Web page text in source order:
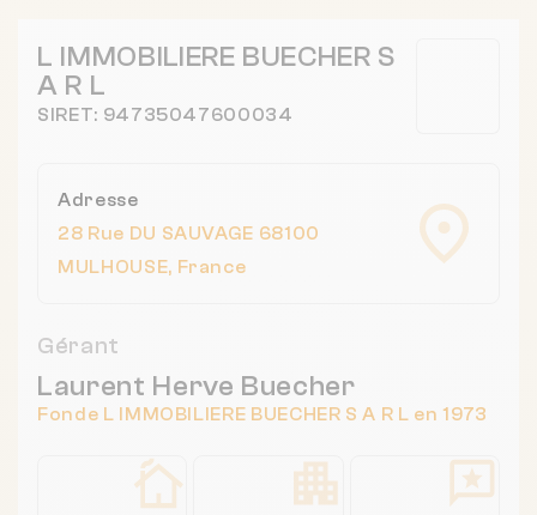
L IMMOBILIERE BUECHER S
A R L
SIRET: 94735047600034
Adresse
28 Rue DU SAUVAGE 68100
MULHOUSE, France
Gérant
Laurent Herve Buecher
Fonde L IMMOBILIERE BUECHER S A R L en 1973